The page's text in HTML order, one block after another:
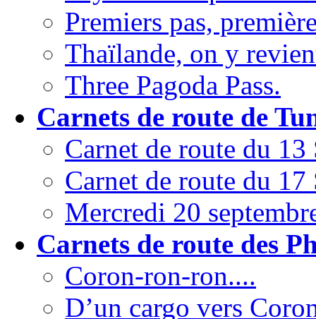
Premiers pas,
Thaïlande, on y
Three Pagoda Pass.
Carnets de route de
Carnet de route du 13
Carnet de route du 17
Mercredi 20
Carnets de route des
Coron-ron-ron....
D’un cargo vers